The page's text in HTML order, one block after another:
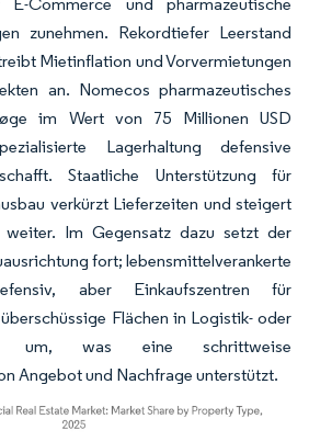
zunehmen. Rekordtiefer Leerstand
Mietinflation und Vorvermietungen
an. Nomecos pharmazeutisches
im Wert von 75 Millionen USD
Lagerhaltung defensive
Staatliche Unterstützung für
verkürzt Lieferzeiten und steigert
weiter. Im Gegensatz dazu setzt der
fort; lebensmittelverankerte
aber Einkaufszentren für
Flächen in Logistik- oder
um, was eine schrittweise
Angebot und Nachfrage unterstützt.